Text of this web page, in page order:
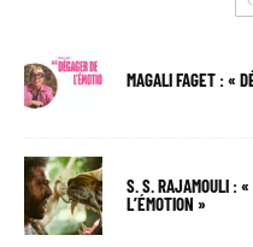
MAGALI FAGET : «
S. S. RAJAMOULI : «
L’ÉMOTION »